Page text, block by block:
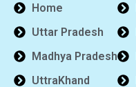
Home
Uttar Pradesh
Madhya Pradesh
UttraKhand